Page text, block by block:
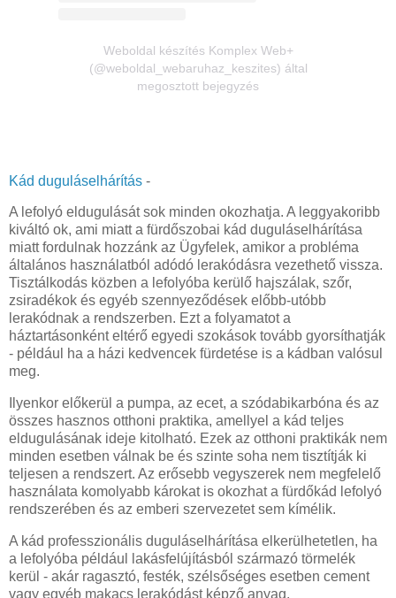
Weboldal készítés Komplex Web+
(@weboldal_webaruhaz_keszites) által
megosztott bejegyzés
Kád duguláselhárítás -
A lefolyó eldugulását sok minden okozhatja. A leggyakoribb
kiváltó ok, ami miatt a fürdőszobai kád duguláselhárítása
miatt fordulnak hozzánk az Ügyfelek, amikor a probléma
általános használatból adódó lerakódásra vezethető vissza.
Tisztálkodás közben a lefolyóba kerülő hajszálak, szőr,
zsiradékok és egyéb szennyeződések előbb-utóbb
lerakódnak a rendszerben. Ezt a folyamatot a
háztartásonként eltérő egyedi szokások tovább gyorsíthatják
- például ha a házi kedvencek fürdetése is a kádban valósul
meg.
Ilyenkor előkerül a pumpa, az ecet, a szódabikarbóna és az
összes hasznos otthoni praktika, amellyel a kád teljes
eldugulásának ideje kitolható. Ezek az otthoni praktikák nem
minden esetben válnak be és szinte soha nem tisztítják ki
teljesen a rendszert. Az erősebb vegyszerek nem megfelelő
használata komolyabb károkat is okozhat a fürdőkád lefolyó
rendszerében és az emberi szervezetet sem kímélik.
A kád professzionális duguláselhárítása elkerülhetetlen, ha
a lefolyóba például lakásfelújításból származó törmelék
kerül - akár ragasztó, festék, szélsőséges esetben cement
vagy egyéb makacs lerakódást képző anyag.